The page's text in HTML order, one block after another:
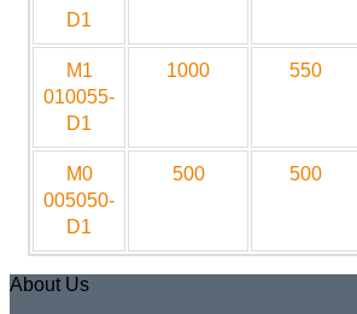
D1
M1
010055-
D1
1000 550
M0
005050-
D1
500 500
About Us